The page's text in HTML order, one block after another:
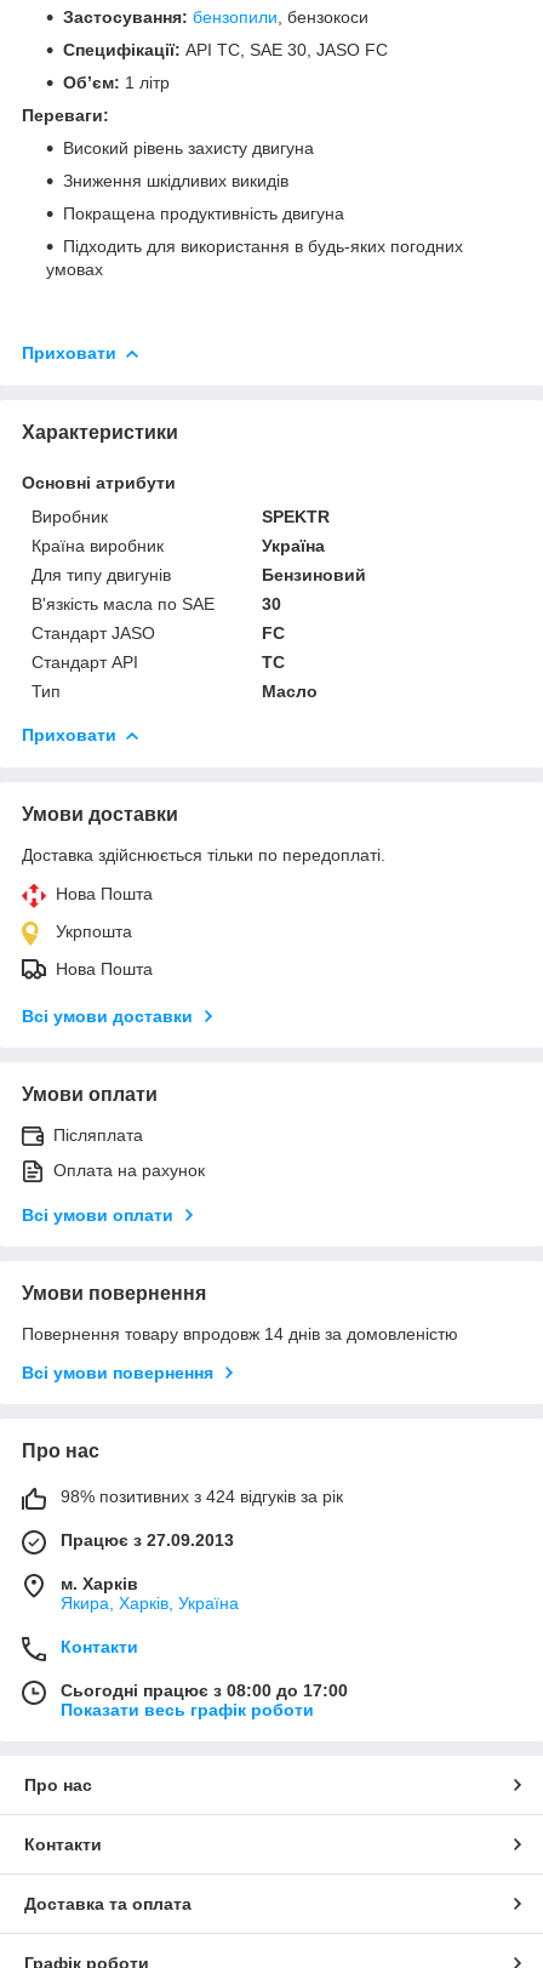
Застосування: бензопили , бензокоси
Специфікації: API TC, SAE 30, JASO FC
Об’єм: 1 літр
Переваги:
Високий рівень захисту двигуна
Зниження шкідливих викидів
Покращена продуктивність двигуна
Підходить для використання в будь-яких погодних
умовах
Приховати
Характеристики
Основні атрибути
Виробник
SPEKTR
Країна виробник
Україна
Для типу двигунів
Бензиновий
В'язкість масла по SAE
30
Стандарт JASO
FC
Стандарт API
TC
Тип
Масло
Приховати
Умови доставки
Доставка здійснюється тільки по передоплаті.
Нова Пошта
Укрпошта
Нова Пошта
Всі умови доставки
Умови оплати
Післяплата
Оплата на рахунок
Всі умови оплати
Умови повернення
Повернення товару впродовж 14 днів за домовленістю
Всі умови повернення
Про нас
98% позитивних з 424 відгуків за рік
Працює з 27.09.2013
м. Харків
Якира, Харків, Україна
Контакти
Сьогодні працює з 08:00 до 17:00
Показати весь графік роботи
Про нас
Контакти
Доставка та оплата
Графік роботи